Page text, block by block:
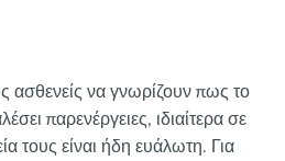
ασθενείς να γνωρίζουν πως το
παρενέργειες, ιδιαίτερα σε
τους είναι ήδη ευάλωτη. Για